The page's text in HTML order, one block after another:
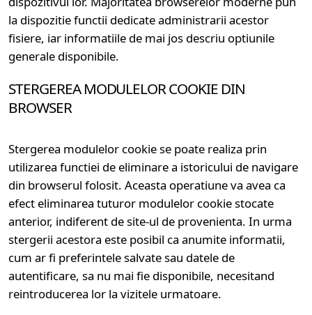
la dispozitie functii dedicate administrarii acestor
fisiere, iar informatiile de mai jos descriu optiunile
generale disponibile.
STERGEREA MODULELOR COOKIE DIN
BROWSER
Stergerea modulelor cookie se poate realiza prin
utilizarea functiei de eliminare a istoricului de navigare
din browserul folosit. Aceasta operatiune va avea ca
efect eliminarea tuturor modulelor cookie stocate
anterior, indiferent de site-ul de provenienta. In urma
stergerii acestora este posibil ca anumite informatii,
cum ar fi preferintele salvate sau datele de
autentificare, sa nu mai fie disponibile, necesitand
reintroducerea lor la vizitele urmatoare.